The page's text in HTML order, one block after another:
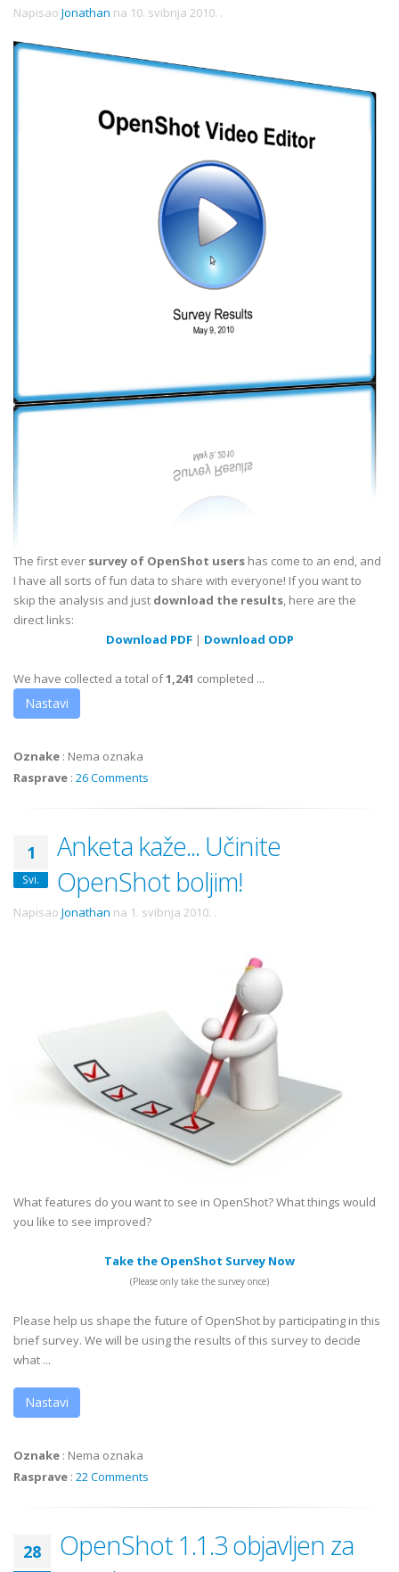
Napisao Jonathan na 10. svibnja 2010. .
The first ever survey of OpenShot users has come to an end, and
I have all sorts of fun data to share with everyone! If you want to
skip the analysis and just download the results, here are the
direct links:
Download PDF| Download ODP
We have collected a total of1,241 completed ...
Nastavi
Oznake : Nema oznaka
Rasprave : 26 Comments
1
Svi.
Anketa kaže... Učinite
OpenShot boljim!
Napisao Jonathan na 1. svibnja 2010. .
What features do you want to see in OpenShot? What things would
you like to see improved?
Take the OpenShot Survey Now
(Please only take the survey once)
Please help us shape the future of OpenShot by participating in this
brief survey. We will be using the results of this survey to decide
what ...
Nastavi
Oznake : Nema oznaka
Rasprave : 22 Comments
28
OpenShot 1.1.3 objavljen za